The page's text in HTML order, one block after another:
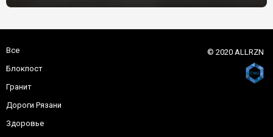
Все
Блокпост
Гранит
Дороги Рязани
Здоровье
© 2020 ALLRZN